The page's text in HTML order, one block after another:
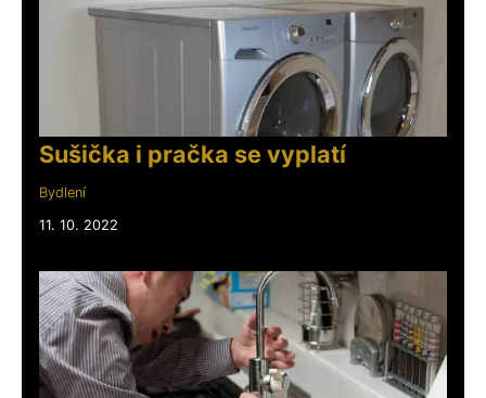
Sušička i pračka se vyplatí
Bydlení
11. 10. 2022